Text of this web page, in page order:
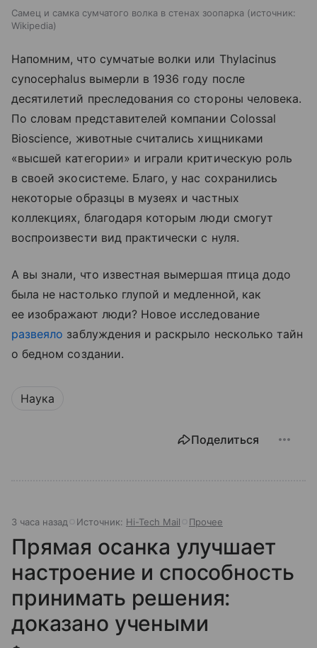
Самец и самка сумчатого волка в стенах зоопарка
источник:
Wikipedia
Напомним, что сумчатые волки или Thylacinus
cynocephalus вымерли в 1936 году после
десятилетий преследования со стороны человека.
По словам представителей компании Colossal
Bioscience, животные считались хищниками
«высшей категории» и играли критическую роль
в своей экосистеме. Благо, у нас сохранились
некоторые образцы в музеях и частных
коллекциях, благодаря которым люди смогут
воспроизвести вид практически с нуля.
А вы знали, что известная вымершая птица додо
была не настолько глупой и медленной, как
ее изображают люди? Новое исследование
развеяло заблуждения и раскрыло несколько тайн
о бедном создании.
Наука
Поделиться
3 часа назад Источник: Hi-Tech Mail Прочее
Прямая осанка улучшает
настроение и способность
принимать решения:
доказано учеными